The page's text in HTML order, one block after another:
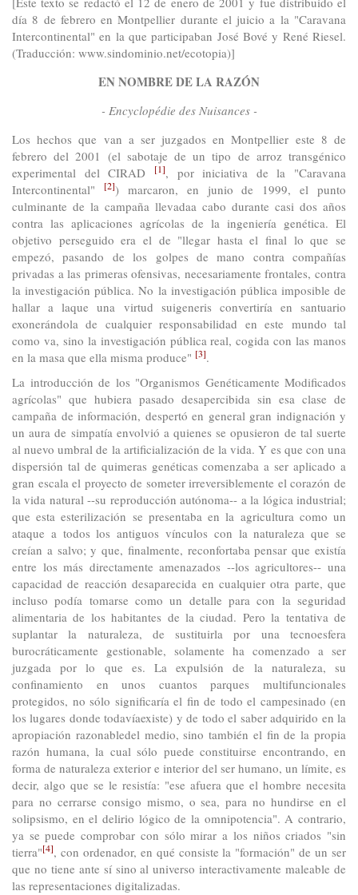
día 8 de febrero en Montpellier durante el juicio a la "Caravana
Intercontinental" en la que participaban José Bové y René Riesel.
(Traducción: www.sindominio.net/ecotopia)]
EN NOMBRE DE LA RAZÓN
- Encyclopédie des Nuisances -
Los hechos que van a ser juzgados en Montpellier este 8 de
febrero del 2001 (el sabotaje de un tipo de arroz transgénico
experimental del CIRAD
[1], por iniciativa de la "Caravana
Intercontinental"
[2]) marcaron, en junio de 1999, el punto
culminante de la campaña llevadaa cabo durante casi dos años
contra las aplicaciones agrícolas de la ingeniería genética. El
objetivo perseguido era el de "llegar hasta el final lo que se
empezó, pasando de los golpes de mano contra compañías
privadas a las primeras ofensivas, necesariamente frontales, contra
la investigación pública. No la investigación pública imposible de
hallar a laque una virtud suigeneris convertiría en santuario
exonerándola de cualquier responsabilidad en este mundo tal
como va, sino la investigación pública real, cogida con las manos
en la masa que ella misma produce" [3].
La introducción de los "Organismos Genéticamente Modificados
agrícolas" que hubiera pasado desapercibida sin esa clase de
campaña de información, despertó en general gran indignación y
un aura de simpatía envolvió a quienes se opusieron de tal suerte
al nuevo umbral de la artificialización de la vida. Y es que con una
dispersión tal de quimeras genéticas comenzaba a ser aplicado a
gran escala el proyecto de someter irreversiblemente el corazón de
la vida natural --su reproducción autónoma-- a la lógica industrial;
que esta esterilización se presentaba en la agricultura como un
ataque a todos los antiguos vínculos con la naturaleza que se
creían a salvo; y que, finalmente, reconfortaba pensar que existía
entre los más directamente amenazados --los agricultores-- una
capacidad de reacción desaparecida en cualquier otra parte, que
incluso podía tomarse como un detalle para con la seguridad
alimentaria de los habitantes de la ciudad. Pero la tentativa de
suplantar la naturaleza, de sustituirla por una tecnoesfera
burocráticamente gestionable, solamente ha comenzado a ser
juzgada por lo que es. La expulsión de la naturaleza, su
confinamiento en unos cuantos parques multifuncionales
protegidos, no sólo significaría el fin de todo el campesinado (en
los lugares donde todavíaexiste) y de todo el saber adquirido en la
apropiación razonabledel medio, sino también el fin de la propia
razón humana, la cual sólo puede constituirse encontrando, en
forma de naturaleza exterior e interior del ser humano, un límite, es
decir, algo que se le resistía: "ese afuera que el hombre necesita
para no cerrarse consigo mismo, o sea, para no hundirse en el
solipsismo, en el delirio lógico de la omnipotencia". A contrario,
ya se puede comprobar con sólo mirar a los niños criados "sin
tierra"[4], con ordenador, en qué consiste la "formación" de un ser
que no tiene ante sí sino al universo interactivamente maleable de
las representaciones digitalizadas.